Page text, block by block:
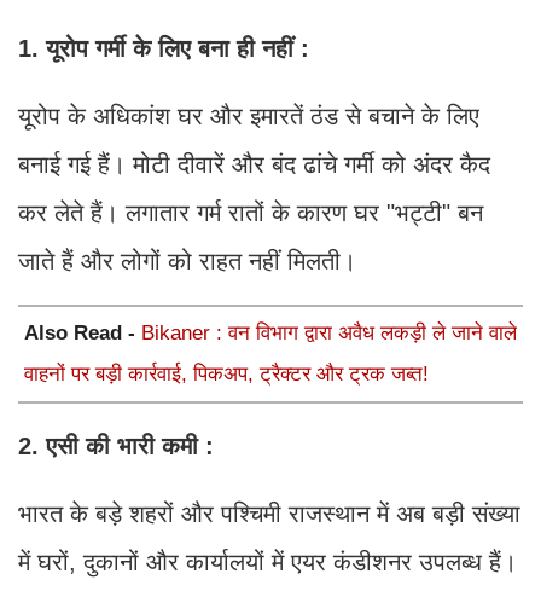
1. यूरोप गर्मी के लिए बना ही नहीं :
यूरोप के अधिकांश घर और इमारतें ठंड से बचाने के लिए
बनाई गई हैं। मोटी दीवारें और बंद ढांचे गर्मी को अंदर कैद
कर लेते हैं। लगातार गर्म रातों के कारण घर "भट्टी" बन
जाते हैं और लोगों को राहत नहीं मिलती।
Also Read - Bikaner : वन विभाग द्वारा अवैध लकड़ी ले जाने वाले
वाहनों पर बड़ी कार्रवाई, पिकअप, ट्रैक्टर और ट्रक जब्त!
2. एसी की भारी कमी :
भारत के बड़े शहरों और पश्चिमी राजस्थान में अब बड़ी संख्या
में घरों, दुकानों और कार्यालयों में एयर कंडीशनर उपलब्ध हैं।